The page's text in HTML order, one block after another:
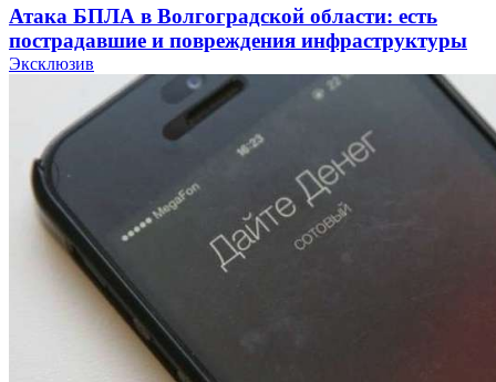
Атака БПЛА в Волгоградской области: есть
пострадавшие и повреждения инфраструктуры
Волгоградские вузы в топе зарплатного
рейтинга: ВолгГТУ и ВолгГМУ вошли в топ‑15
для химической отрасли и фармацевтики
18:39
В Красноармейском районе Волгограда стартует
конкурс на ремонт моста через Волго‑Донской
судоходный канал
Эксклюзив